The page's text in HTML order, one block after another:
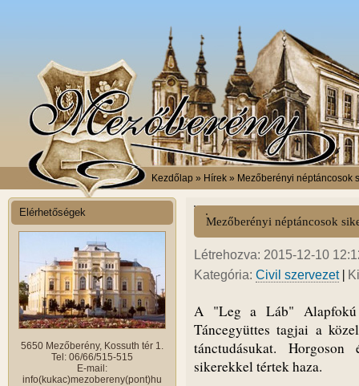
Kezdőlap » Hírek » Mezőberényi néptáncosok
Elérhetőségek
5650 Mezőberény, Kossuth tér 1.
Tel: 06/66/515-515
E-mail:
info(kukac)mezobereny(pont)hu
Mezőberényi néptáncosok
Létrehozva: 2015-12-10
Kategória: Civil szervezet|
A "Leg a Láb"
Táncegyüttes tagjai a
tánctudásukat.
sikerekkel tértek haza.